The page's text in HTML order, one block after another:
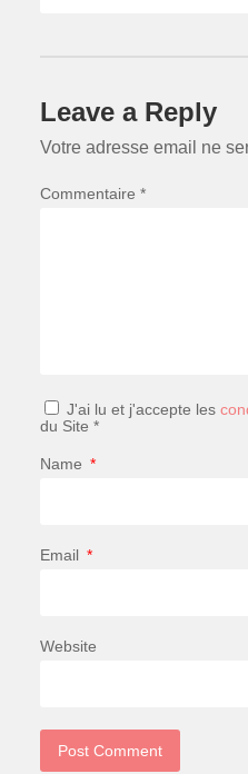
Leave a Reply
Votre adresse email ne
Commentaire *
J'ai lu et j'accepte les
du Site *
Name *
Email *
Website